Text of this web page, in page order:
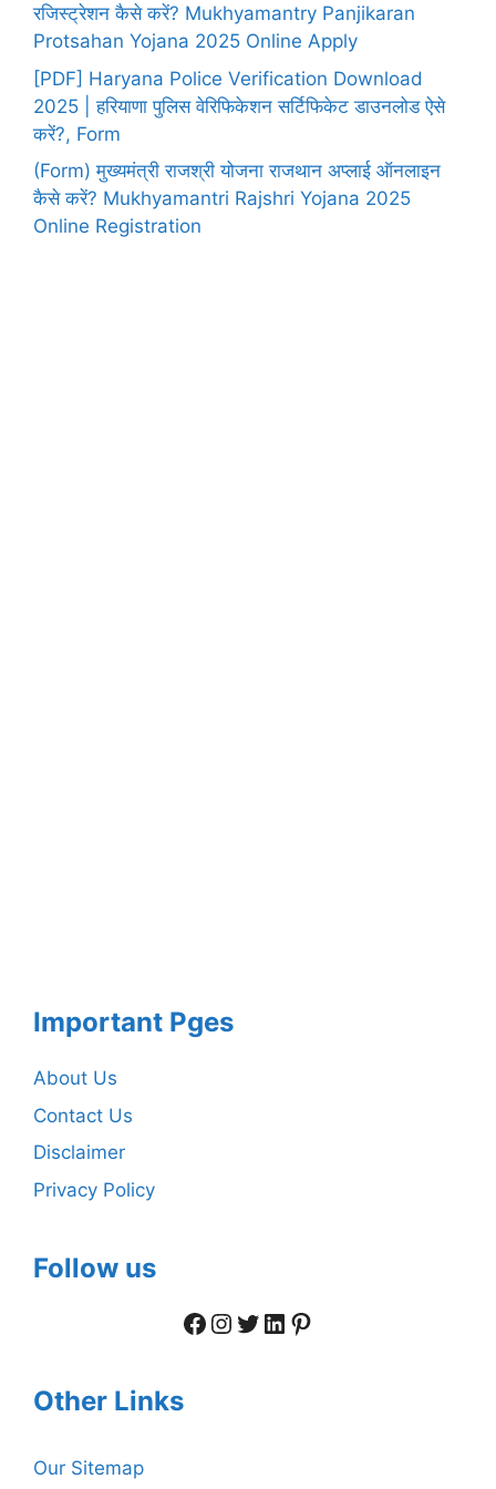
रजिस्ट्रेशन कैसे करें? Mukhyamantry Panjikaran
Protsahan Yojana 2025 Online Apply
[PDF] Haryana Police Verification Download
2025 | हरियाणा पुलिस वेरिफिकेशन सर्टिफिकेट डाउनलोड ऐसे
करें?, Form
(Form) मुख्यमंत्री राजश्री योजना राजथान अप्लाई ऑनलाइन
कैसे करें? Mukhyamantri Rajshri Yojana 2025
Online Registration
Important Pges
About Us
Contact Us
Disclaimer
Privacy Policy
Follow us
Facebook
Instagram
Twitter
LinkedIn
Pinterest
Other Links
Our Sitemap